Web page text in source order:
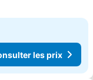
les prix